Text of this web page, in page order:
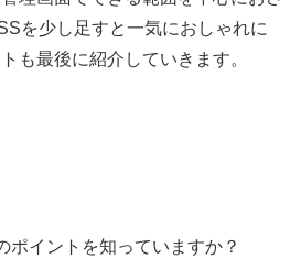
を少し足すと一気におしゃれに
も最後に紹介していきます。
ポイントを知っていますか？